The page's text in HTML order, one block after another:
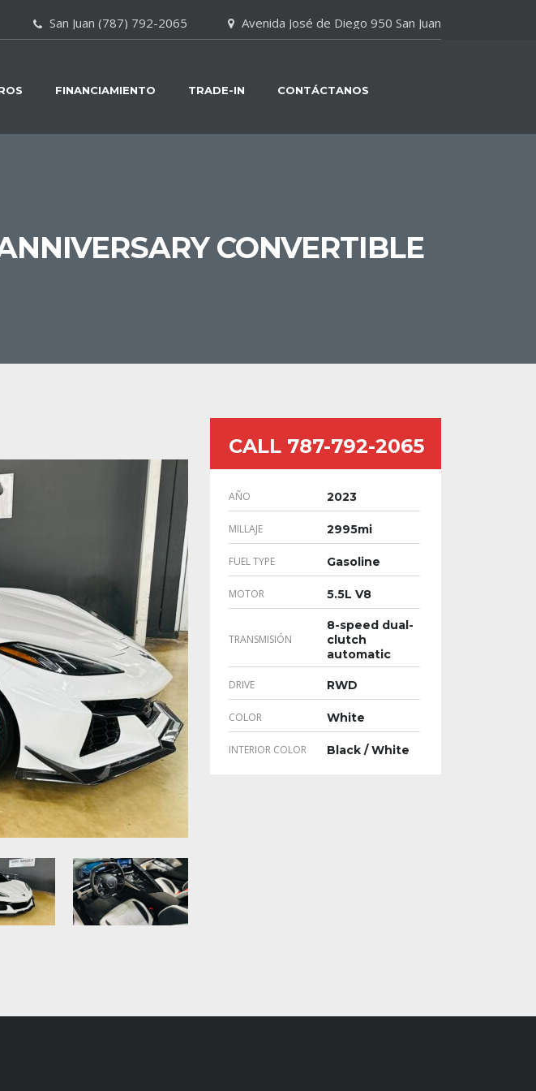
Avenida José de Diego 950 San Juan
San Juan (787) 792-2065
FINANCIAMIENTO TRADE-IN CONTÁCTANOS
CONVERTIBLE
CALL 787-792-2065
AÑO 2023
MILLAJE 2995mi
FUEL TYPE Gasoline
MOTOR 5.5L V8
TRANSMISIÓN
8-speed dual-
clutch
automatic
DRIVE RWD
COLOR White
INTERIOR COLOR Black / White